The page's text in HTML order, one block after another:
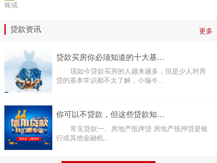
账或
贷款资讯 更多
贷款买房你必须知道的十大基…
现如今贷款买房的人越来越多，但是少人对房
贷的基本常识都不太了解，小编今...
你可以不贷款，但这些贷款知…
常见贷款一、房地产抵押贷 房地产抵押贷是银
行或其他金融机...